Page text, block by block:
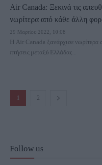
Air Canada: Ξεκινά τις
νωρίτερα από κάθε άλλη
29 Μαρτίου 2022, 10:08
Η Air Canada ξανάρχισε νωρίτερα
πτήσεις μεταξύ Ελλάδας...
1 2
Follow us